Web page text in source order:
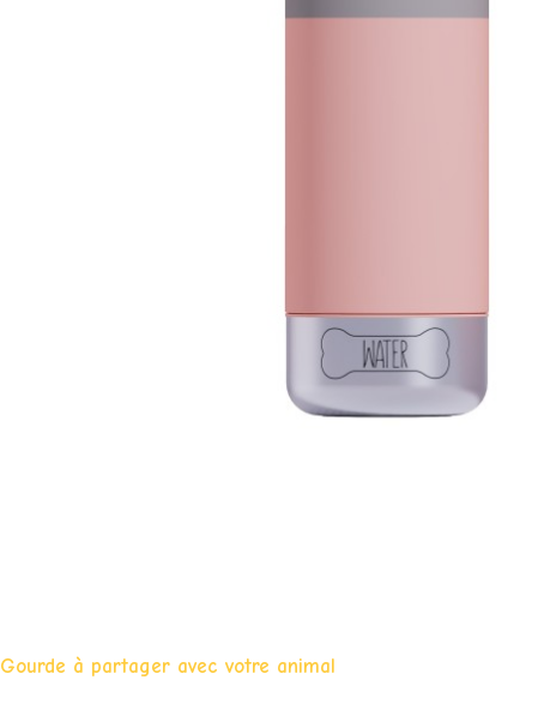
Gourde à partager avec votre animal